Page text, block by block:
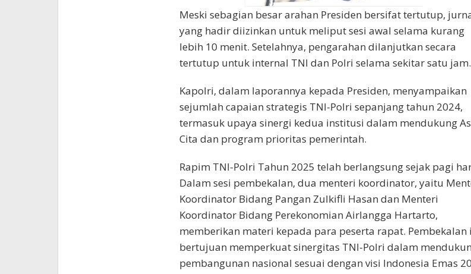
Meski sebagian besar arahan Presiden bersifat tertutup,
yang hadir diizinkan untuk meliput sesi awal selama kurang
lebih 10 menit. Setelahnya, pengarahan dilanjutkan secara
tertutup untuk internal TNI dan Polri selama sekitar satu jam.
Kapolri, dalam laporannya kepada Presiden, menyampaikan
sejumlah capaian strategis TNI-Polri sepanjang tahun 2024,
termasuk upaya sinergi kedua institusi dalam mendukung
Cita dan program prioritas pemerintah.
Rapim TNI-Polri Tahun 2025 telah berlangsung sejak pagi
Dalam sesi pembekalan, dua menteri koordinator, yaitu
Koordinator Bidang Pangan Zulkifli Hasan dan Menteri
Koordinator Bidang Perekonomian Airlangga Hartarto,
memberikan materi kepada para peserta rapat. Pembekalan
bertujuan memperkuat sinergitas TNI-Polri dalam
pembangunan nasional sesuai dengan visi Indonesia Emas